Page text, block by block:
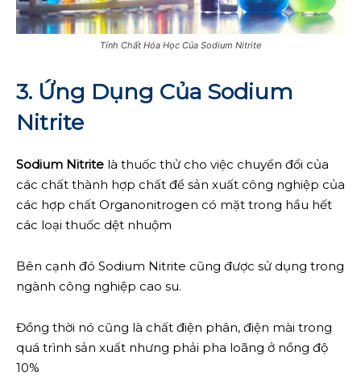
Tính Chất Hóa Học Của Sodium Nitrite
3. Ứng Dụng Của Sodium
Nitrite
Sodium Nitrite là thuốc thử cho việc chuyển đổi của
các chất thành hợp chất để sản xuất công nghiệp của
các hợp chất Organonitrogen có mặt trong hầu hết
các loại thuốc dệt nhuộm
Bên cạnh đó Sodium Nitrite cũng được sử dụng trong
ngành công nghiệp cao su.
Đồng thời nó cũng là chất điện phân, điện mài trong
quá trình sản xuất nhưng phải pha loãng ở nồng độ
10%